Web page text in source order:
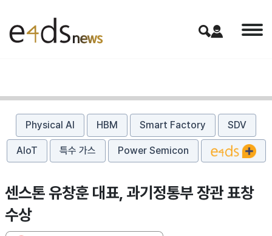
Physical AI HBM Smart Factory SDV
AIoT 특수 가스 Power Semicon
센스톤 유창훈 대표, 과기정통부 장관 표창
수상